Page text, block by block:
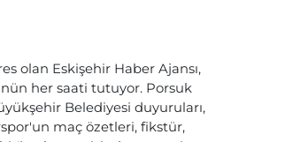
olan Eskişehir Haber Ajansı,
her saati tutuyor. Porsuk
Belediyesi duyuruları,
maç özetleri, fikstür,